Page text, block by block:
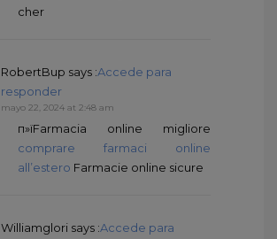
cher
RobertBup says :Accede para
responder
mayo 22, 2024 at 2:48 am
п»їFarmacia online migliore
comprare farmaci online
all’estero Farmacie online sicure
Williamglori says :Accede para